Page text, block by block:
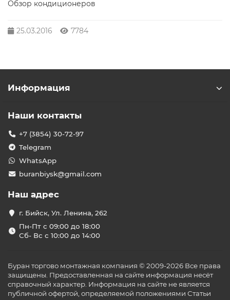
Обзор кондиционеров
25.03.2016 7784
Информация
Наши контакты
+7 (3854) 30-72-97
Telegram
WhatsApp
buranbiysk@gmail.com
Наш адрес
г. Бийск, Ул. Ленина, 262
Пн-Пт с 09:00 до 18:00
Сб- Вс с 10:00 до 14:00
Буран торгово монтажная компания © 2009-2026 Все права
защищены. Предоставленная на сайте информация несёт
справочный характер. Информация на сайте не является
публичной офертой, определяемой положениями Статьи